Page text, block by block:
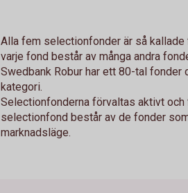
Alla fem selectionfonder är så
varje fond består av många andra
Swedbank Robur har ett 80-tal fonder
kategori.
Selectionfonderna förvaltas aktivt
selectionfond består av de fonder
marknadsläge.